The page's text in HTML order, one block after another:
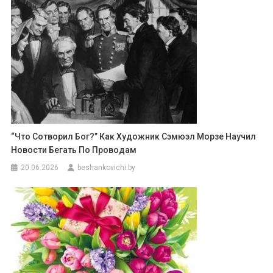
“Что Сотворил Бог?” Как Художник Сэмюэл Морзе Научил
Новости Бегать По Проводам
20.06.2026 beshankovichi.by